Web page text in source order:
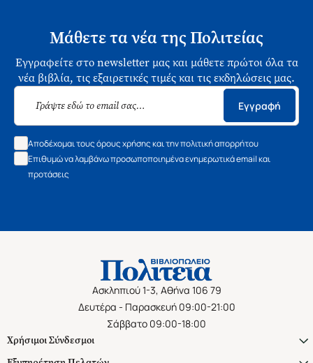
Μάθετε τα νέα της Πολιτείας
Εγγραφείτε στο newsletter μας και μάθετε πρώτοι όλα τα
νέα βιβλία, τις εξαιρετικές τιμές και τις εκδηλώσεις μας.
Εγγραφή
Αποδέχομαι τους όρους χρήσης και την πολιτική απορρήτου
Επιθυμώ να λαμβάνω προσωποποιημένα ενημερωτικά email και
προτάσεις
Ασκληπιού 1-3, Αθήνα 106 79
Δευτέρα - Παρασκευή 09:00-21:00
Σάββατο 09:00-18:00
Χρήσιμοι Σύνδεσμοι